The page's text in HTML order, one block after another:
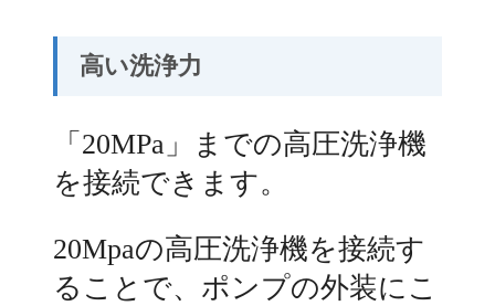
高い洗浄力
「20MPa」までの高圧洗浄機
を接続できます。
20Mpaの高圧洗浄機を接続す
ることで、ポンプの外装にこ